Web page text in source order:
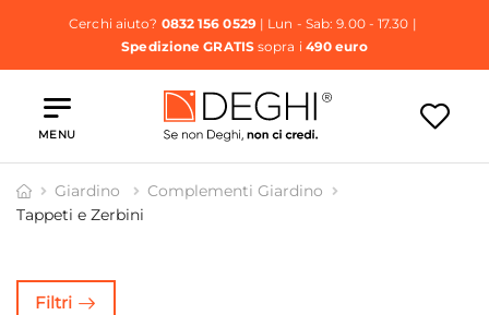
Cerchi aiuto? 0832 156 0529| Lun - Sab: 9.00 - 17.30 |
Spedizione GRATISsopra i 490 euro
MENU
Giardino
Complementi Giardino
Tappeti e Zerbini
Filtri